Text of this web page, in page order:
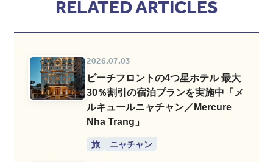
RELATED ARTICLES
2026.07.03
ビーチフロントの4つ星ホテル 最大
30％割引の宿泊プランを実施中「メ
ルキュールニャチャン／Mercure
Nha Trang」
旅 ニャチャン